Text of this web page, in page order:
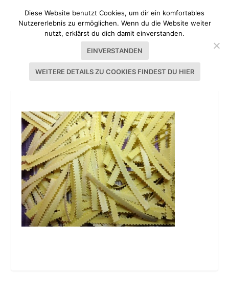
20130729-080124.JPG
Diese Website benutzt Cookies, um dir ein komfortables
Nutzererlebnis zu ermöglichen. Wenn du die Website weiter
nutzt, erklärst du dich damit einverstanden.
EINVERSTANDEN
WEITERE DETAILS ZU COOKIES FINDEST DU HIER